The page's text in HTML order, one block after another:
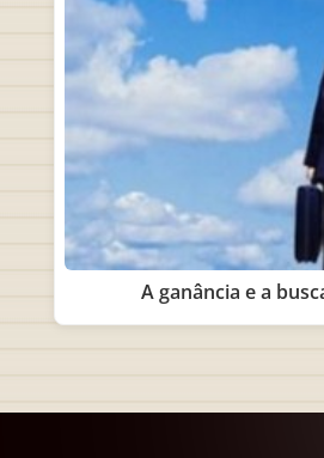
A ganância e a